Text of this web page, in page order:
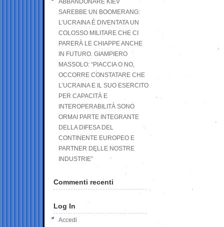
ABBANDONARE KIEV
SAREBBE UN BOOMERANG:
L’UCRAINA È DIVENTATA UN
COLOSSO MILITARE CHE CI
PARERÀ LE CHIAPPE ANCHE
IN FUTURO. GIAMPIERO
MASSOLO: “PIACCIA O NO,
OCCORRE CONSTATARE CHE
L’UCRAINA E IL SUO ESERCITO
PER CAPACITÀ E
INTEROPERABILITÀ SONO
ORMAI PARTE INTEGRANTE
DELLA DIFESA DEL
CONTINENTE EUROPEO E
PARTNER DELLE NOSTRE
INDUSTRIE”
Commenti recenti
Log In
Accedi